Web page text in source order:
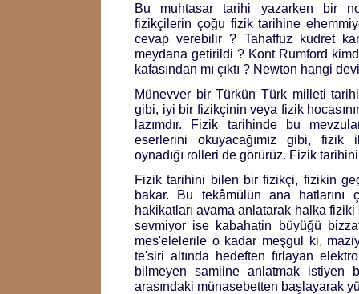
Bu muhtasar tarihi yazarken bir
fizikçilerin çoğu fizik tarihine
cevap verebilir ? Tahaffuz kudret
meydana getirildi ? Kont Rumford
kafasından mı çıktı ? Newton hangi
Münevver bir Türkün Türk milleti
gibi, iyi bir fizikçinin veya fizik
lazımdır. Fizik tarihinde bu
eserlerini okuyacağımız gibi, fizik
oynadığı rolleri de görürüz. Fizik
Fizik tarihini bilen bir fizikçi, fizikin
bakar. Bu tekâmülün ana hatlarını
hakikatları avama anlatarak halka
sevmiyor ise kabahatin büyüğü
mes'elelerile o kadar meşgul ki,
te'siri altında hedeften fırlayan
bilmeyen samiine anlatmak istiyen
arasındaki münasebetten başlayarak